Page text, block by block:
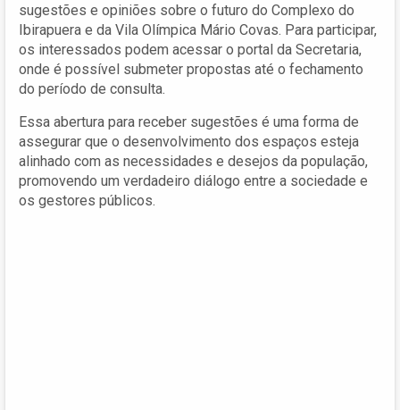
sugestões e opiniões sobre o futuro do Complexo do
Ibirapuera e da Vila Olímpica Mário Covas. Para participar,
os interessados podem acessar o portal da Secretaria,
onde é possível submeter propostas até o fechamento
do período de consulta.
Essa abertura para receber sugestões é uma forma de
assegurar que o desenvolvimento dos espaços esteja
alinhado com as necessidades e desejos da população,
promovendo um verdadeiro diálogo entre a sociedade e
os gestores públicos.